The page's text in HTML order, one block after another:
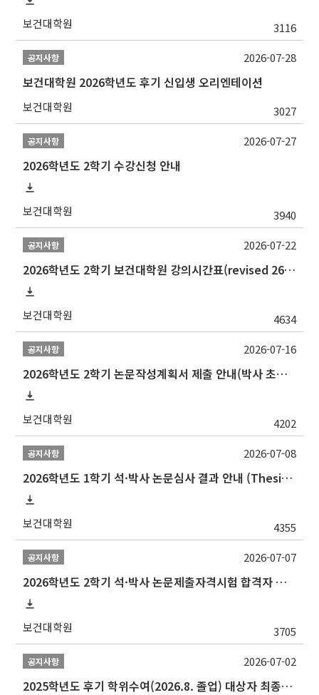
보건대학원 3116
공지사항
보건대학원 2026학년도 후기 신입생 오리엔테이션
보건대학원 3027
2026-07-28
공지사항
2026학년도 2학기 수강신청 안내
보건대학원 3940
2026-07-27
공지사항
2026학년도 2학기 보건대학원 강의시간표(revised 260803)(2026 2nd SEMESTER SNU GSPH TIMETABLE)
보건대학원 4634
2026-07-22
공지사항
2026학년도 2학기 논문작성계획서 제출 안내(박사 초심 일정 포함)_Thesis Proposal
보건대학원 4202
2026-07-16
공지사항
2026학년도 1학기 석·박사 논문심사 결과 안내 (Thesis Defense Result)
보건대학원 4355
2026-07-08
공지사항
2026학년도 2학기 석·박사 논문제출자격시험 합격자 공고(TSQ Exam Result)
보건대학원 3705
2026-07-07
공지사항
2025학년도 후기 학위수여(2026.8. 졸업) 대상자 최종인준 논문 제출 안내
2026-07-02